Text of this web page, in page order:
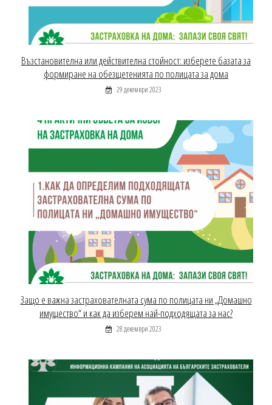
Възстановителна или действителна стойност: изберете базата за
формиране на обезщетенията по полицата за дома
29 декември 2023
Защо е важна застрахователната сума по полицата ни „Домашно
имущество“ и как да изберем най-подходящата за нас?
28 декември 2023